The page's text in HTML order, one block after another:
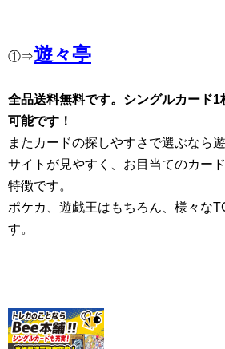
①⇒遊々亭
全品送料無料です。シングルカード1
可能です！
またカードの探しやすさで選ぶなら遊
サイトが見やすく、お目当てのカー
特徴です。
ポケカ、遊戯王はもちろん、様々な
す。